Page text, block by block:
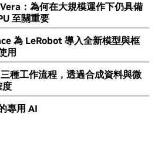
：為何在大規模運作下仍具備
至關重要
為 LeRobot 導入全新模型與框
用
種工作流程，透過合成資料與微
度
專用 AI